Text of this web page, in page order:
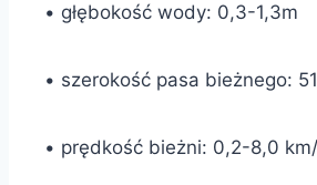
• głębokość wody: 0,3-1,3m
• szerokość pasa bieżnego:
• prędkość bieżni: 0,2-8,0